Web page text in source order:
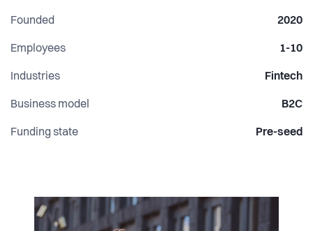
För dig som vill investera med mer struktur, disciplin och
datadriven klarhet.
Founded 2020
Employees 1-10
Industries Fintech
Business model B2C
Funding state Pre-seed